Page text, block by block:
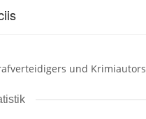
und Krimiautors